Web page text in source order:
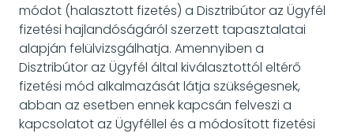
módot (halasztott fizetés) a Disztribútor az Ügyfél
fizetési hajlandóságáról szerzett tapasztalatai
alapján felülvizsgálhatja. Amennyiben a
Disztribútor az Ügyfél által kiválasztottól eltérő
fizetési mód alkalmazását látja szükségesnek,
abban az esetben ennek kapcsán felveszi a
kapcsolatot az Ügyféllel és a módosított fizetési